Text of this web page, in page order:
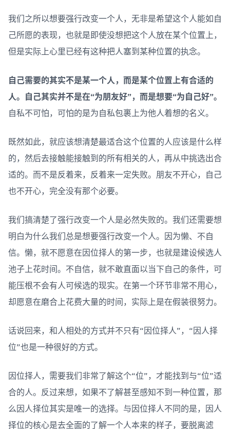
我们之所以想要强行改变一个人，无非是希望这个人能如自
己所愿的表现，也就是即使没想把这个人放在某个位置上，
但是实际上心里已经有这种把人塞到某种位置的执念。
自己需要的其实不是某一个人，而是某个位置上有合适的
人。自己其实并不是在“为朋友好”，而是想要“为自己好”。
自私不可怕，可怕的是为自私包裹上为他人着想的名义。
既然如此，就应该想清楚最适合这个位置的人应该是什么样
的，然后去接触能接触到的所有相关的人，再从中挑选出合
适的。而不是反着来，反着来一定失败。朋友不开心，自己
也不开心，完全没有那个必要。
我们搞清楚了强行改变一个人是必然失败的。我们还需要想
明白为什么我们总是想要强行改变一个人。因为懒、不自
信。懒，就不愿意在因位择人的第一步，也就是建设候选人
池子上花时间。不自信，就不敢直面以当下自己的条件，可
能压根不会有人可候选的现实。在第一个环节非常不用心，
却愿意在磨合上花费大量的时间，实际上是在假装很努力。
话说回来，和人相处的方式并不只有“因位择人”，“因人择
位”也是一种很好的方式。
因位择人，需要我们非常了解这个“位”，才能找到与“位”适
合的人。反过来想，如果不了解甚至感知不到一种位置，那
么因人择位其实是唯一的选择。与因位择人不同的是，因人
择位的核心是去全面的了解一个人本来的样子，要脱离滤